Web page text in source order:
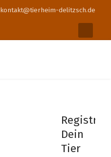
kontakt@tierheim-delitzsch.de
Registrier
Dein
Tier